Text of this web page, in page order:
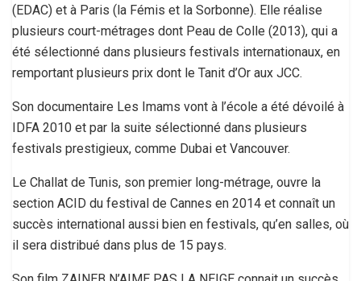
(EDAC) et à Paris (la Fémis et la Sorbonne). Elle réalise
plusieurs court-métrages dont Peau de Colle (2013), qui a
été sélectionné dans plusieurs festivals internationaux, en
remportant plusieurs prix dont le Tanit d’Or aux JCC.
Son documentaire Les Imams vont à l’école a été dévoilé à
IDFA 2010 et par la suite sélectionné dans plusieurs
festivals prestigieux, comme Dubai et Vancouver.
Le Challat de Tunis, son premier long-métrage, ouvre la
section ACID du festival de Cannes en 2014 et connaît un
succès international aussi bien en festivals, qu’en salles, où
il sera distribué dans plus de 15 pays.